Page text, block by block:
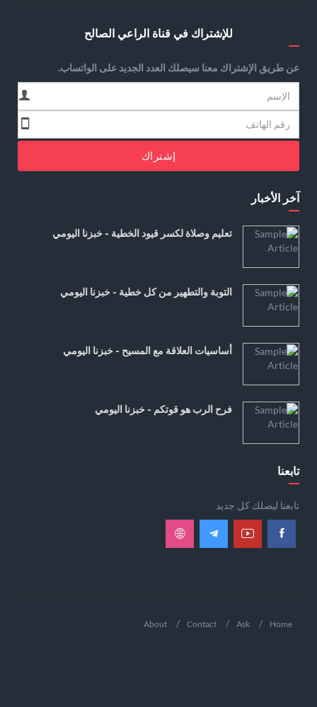
للإشتراك في قناة الراعي الصالح
عن طريق الإشتراك معنا سيصلك العدد الجديد على الواتساب.
إشتراك
آخر الأخبار
تعليم وصلاة لكسر قيود الخطية - خبزنا اليومي
التوبة والتطهير من كل خطية - خبزنا اليومي
أساسيات العلاقة مع المسيح - خبزنا اليومي
فرح الرب هو قوتكم - خبزنا اليومي
تابعنا
تابعنا ليصلك كل جديد
Home
Ask
Contact
About